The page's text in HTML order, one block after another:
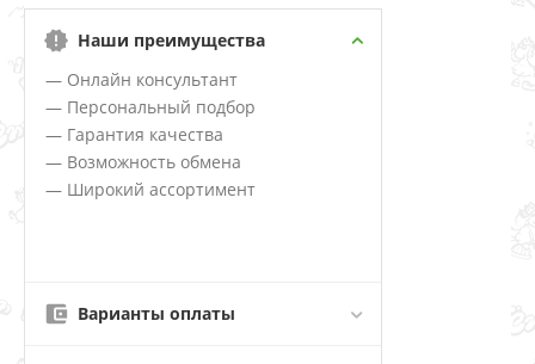
Наши преимущества
— Онлайн консультант
— Персональный подбор
— Гарантия качества
— Возможность обмена
— Широкий ассортимент
Варианты оплаты